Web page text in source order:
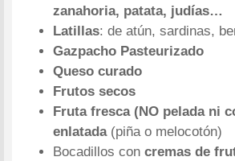
zanahoria, patata, judías…
Latillas: de atún, sardinas,
Gazpacho Pasteurizado
Queso curado
Frutos secos
Fruta fresca (NO pelada ni
enlatada (piña o melocotón)
Bocadillos con cremas de